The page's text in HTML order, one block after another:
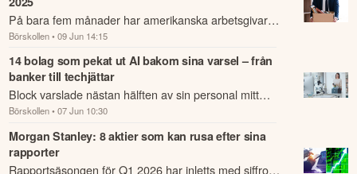
På bara fem månader har amerikanska arbetsgivare
meddelat 87 714 AI-motiverade varsel.
Börskollen • 09 Jun 14:15
14 bolag som pekat ut AI bakom sina varsel – från
banker till techjättar
Block varslade nästan hälften av sin personal mitt
under en period av stark vinsttillväxt.
Börskollen • 07 Jun 10:30
Morgan Stanley: 8 aktier som kan rusa efter sina
rapporter
Rapportsäsongen för Q1 2026 har inletts med siffror